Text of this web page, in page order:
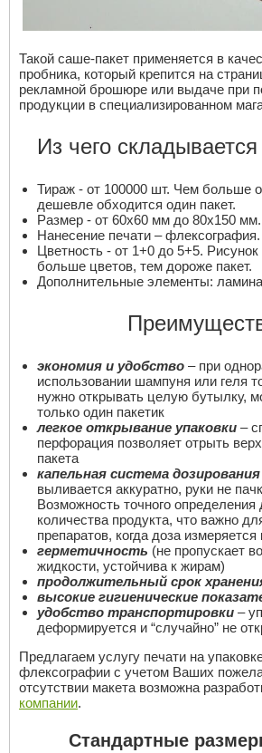
Такой саше-пакет применяется в
пробника, который крепится на
рекламной брошюре или выдаче при
продукции в специализированном
Из чего
Тираж - от 100000 шт. Чем больше
дешевле обходится один пакет.
Размер - от 60х60 мм до 80х150 мм.
Нанесение печати – флексография.
Цветность - от 1+0 до 5+5.
больше цветов, тем дороже пакет.
Дополнительные элементы:
экономия и удобство – при
использовании шампуня или геля
нужно открывать целую бутылку,
только один пакетик
легкое открывание упаковки –
перфорация позволяет отрыть
пакета
капельная система дозирования
выливается аккуратно, руки не
Возможность точного определения
количества продукта, что важно
препаратов, когда доза
герметичность (не пропускает
жидкости, устойчива к жирам)
продолжительный срок
высокие гигиенические
удобство транспортировки –
деформируется и “случайно” не
Предлагаем услугу печати на
флексографии с учетом Ваших
отсутствии макета возможна
компании.
Стандартные